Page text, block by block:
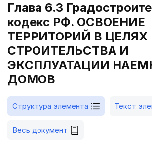
Глава 6.3
кодекс РФ. ОСВОЕНИЕ
ТЕРРИТОРИЙ В ЦЕЛЯХ
СТРОИТЕЛЬСТВА И
ЭКСПЛУАТАЦИИ
ДОМОВ
Структура элемента Текст
Весь документ